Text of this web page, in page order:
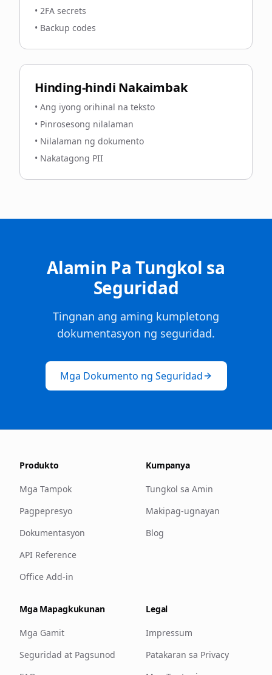
• 2FA secrets
• Backup codes
Hinding-hindi Nakaimbak
• Ang iyong orihinal na teksto
• Pinrosesong nilalaman
• Nilalaman ng dokumento
• Nakatagong PII
Alamin Pa Tungkol sa
Seguridad
Tingnan ang aming kumpletong
dokumentasyon ng seguridad.
Mga Dokumento ng Seguridad
Produkto
Mga Tampok
Pagpepresyo
Dokumentasyon
API Reference
Office Add-in
Kumpanya
Tungkol sa Amin
Makipag-ugnayan
Blog
Mga Mapagkukunan
Mga Gamit
Seguridad at Pagsunod
Legal
Impressum
Patakaran sa Privacy